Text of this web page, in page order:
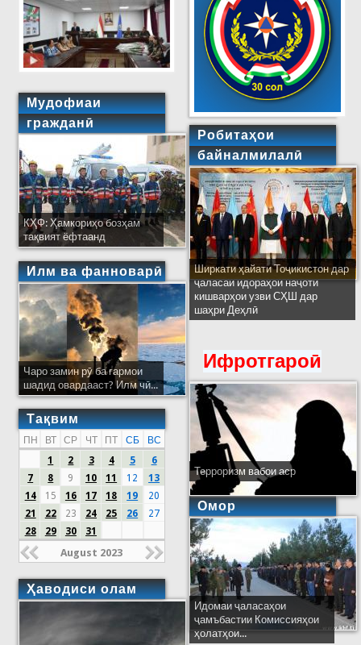
Мудофиаи
гражданӣ
КҲФ: Ҳамкориҳо бозҳам
тақвият ёфтаанд
Илм ва фанноварӣ
Чаро замин рӯ ба гармои
шадид овардааст? Илм чӣ...
Тақвим
ПН ВТ СР ЧТ ПТ СБ
ВС
1
2 3 4 5
6
7
8 9 10 11 12
13
14
15 16 17 18 19
20
21
22 23 24 25 26
27
28
29 30 31
August 2023
Ҳаводиси олам
Робитаҳои
байналмилалӣ
Ширкати ҳайати Тоҷикистон дар
ҷаласаи идораҳои наҷоти
кишварҳои узви СҲШ дар
шаҳри Деҳлӣ
Ифротгароӣ
Терроризм вабои аср
Омор
Идомаи ҷаласаҳои
ҷамъбастии Комиссияҳои
ҳолатҳои...